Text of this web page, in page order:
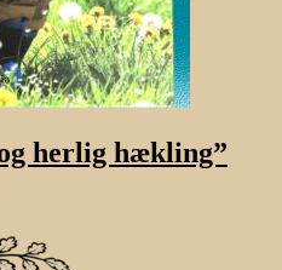
herlig hækling”